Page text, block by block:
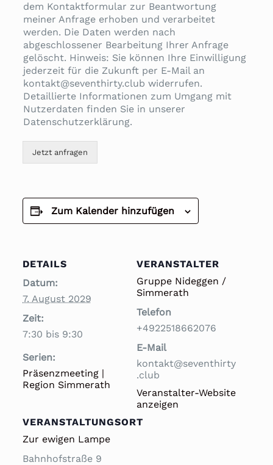
dem Kontaktformular zur Beantwortung
meiner Anfrage erhoben und verarbeitet
werden. Die Daten werden nach
abgeschlossener Bearbeitung Ihrer Anfrage
gelöscht. Hinweis: Sie können Ihre Einwilligung
jederzeit für die Zukunft per E-Mail an
kontakt@seventhirty.club widerrufen.
Detaillierte Informationen zum Umgang mit
Nutzerdaten finden Sie in unserer
Datenschutzerklärung.
Jetzt anfragen
Zum Kalender hinzufügen
DETAILS
Datum:
7. August 2029
Zeit:
7:30 bis 9:30
Serien:
Präsenzmeeting |
Region Simmerath
VERANSTALTUNGSORT
Zur ewigen Lampe
Bahnhofstraße 9
VERANSTALTER
Gruppe Nideggen /
Simmerath
Telefon
+4922518662076
E-Mail
kontakt@seventhirty
.club
Veranstalter-Website
anzeigen